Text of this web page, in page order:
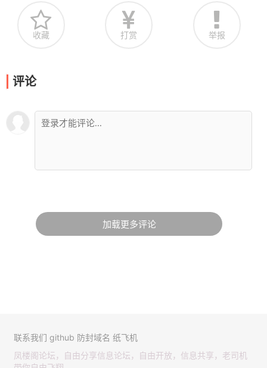
收藏 打赏 举报
评论
加载更多评论
联系我们 github 防封域名 纸飞机
凤楼阁论坛，自由分享信息论坛，自由开放，信息共享，老司机